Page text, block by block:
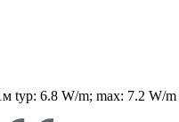
typ: 6.8 W/m; max: 7.2 W/m